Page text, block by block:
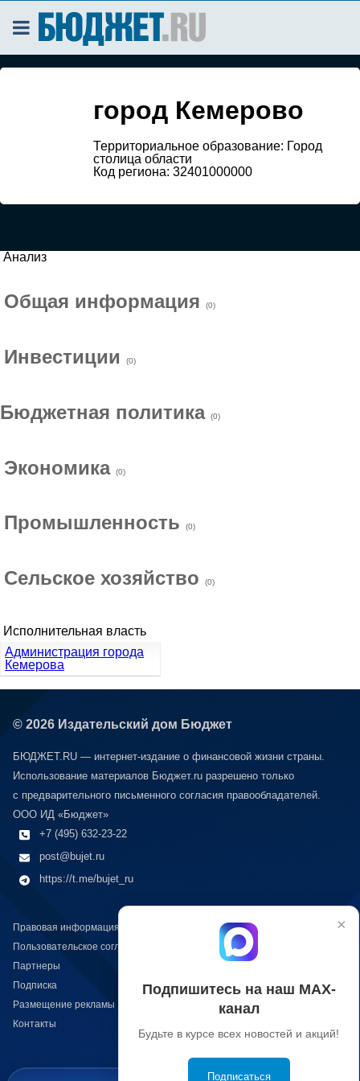
город Кемерово
Территориальное образование: Город
столица области
Код региона: 32401000000
Анализ
Общая информация (0)
Инвестиции (0)
Бюджетная политика (0)
Экономика (0)
Промышленность (0)
Сельское хозяйство (0)
Исполнительная власть
Администрация города
Кемерова
© 2026 Издательский дом Бюджет
БЮДЖЕТ.RU — интернет-издание о финансовой жизни страны.
Использование материалов Бюджет.ru разрешено только
с предварительного письменного согласия правообладателей.
ООО ИД «Бюджет»
+7 (495) 632-23-22
post@bujet.ru
https://t.me/bujet_ru
Правовая информация
Пользовательское соглашение
Партнеры
Подписка
Размещение рекламы
Контакты
×
Подпишитесь на наш МАХ-
канал
Будьте в курсе всех новостей и акций!
Подписаться